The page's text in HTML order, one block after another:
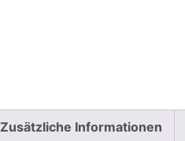
Zusätzliche Informationen